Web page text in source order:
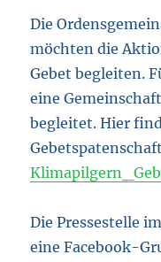
Die
möchten die
Gebet begleiten.
eine
begleitet. Hier
Die Pressestelle
eine Facebook-